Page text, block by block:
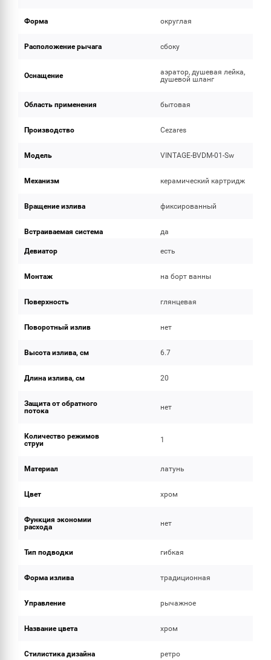
Форма округлая
Расположение рычага сбоку
Оснащение
аэратор, душевая лейка,
душевой шланг
Область применения бытовая
Производство Cezares
Модель VINTAGE-BVDM-01-Sw
Механизм керамический картридж
Вращение излива фиксированный
Встраиваемая система да
Девиатор есть
Монтаж на борт ванны
Поверхность глянцевая
Поворотный излив нет
Высота излива, см 6.7
Длина излива, см 20
Защита от обратного
потока
нет
Количество режимов
струи
1
Материал латунь
Цвет хром
Функция экономии
расхода
нет
Тип подводки гибкая
Форма излива традиционная
Управление рычажное
Название цвета хром
Стилистика дизайна ретро